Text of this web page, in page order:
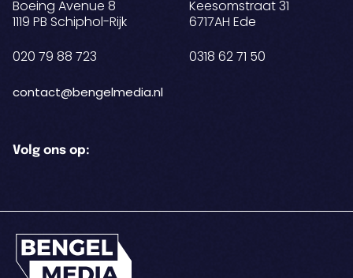
Boeing Avenue 8
1119 PB Schiphol-Rijk
020 79 88 723
Keesomstraat 31
6717AH Ede
0318 62 71 50
contact@bengelmedia.nl
Volg ons op: